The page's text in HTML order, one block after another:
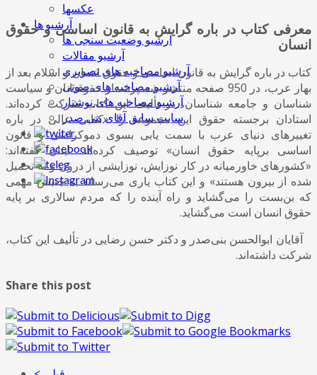
عکسها
آرشیو ها
آرشیو وضعیت سنجی ها
آرشیو مقالات
آرشیو مصاخبه های تصویری
آرشیو مصاخبه های صوتی
آرشیو مصاخبه های نوشتار
سایت سابق آقای بنی صدر
معرفی کتاب در باره گرایش به قانون اساسی و حقوق
انسان
کتاب در باره گرایش به قانون اساسی و حقوق انسان و اسلام بعد از
بهار عرب، در 950 صفحه منتشر شد. پرشمار حقوقدانان و سیاست
شناسان و جامعه شناسان، در تألیف این کتاب شرکت کرده‌اند.
استادان برجسته حقوق این مجموعه را «کتابی عالی در باره
تغییرهای دنیای عرب با سمت یابی بسوی دموکراسی و قانون
اساسی برپایه حقوق انسان» توصیف کرده‌اند. اینان گفته‌اند:
«کشورهای خاورمیانه در کار نوزایش، نوزایشی از درون و نه تحمیل
شده از بیرون هستند» و این کتاب یاری می‌رساند به جنبش مهمی
که بن‌بست را می‌گشاید و راه آینده را که مردم سالاری بر پایه
حقوق انسان است می‌گشاید.
آقایان ابوالحسن بنی‌صدر و دکتر حسن رضایی در تألیف این کتاب،
شرکت داشته‌اند.
Share this post